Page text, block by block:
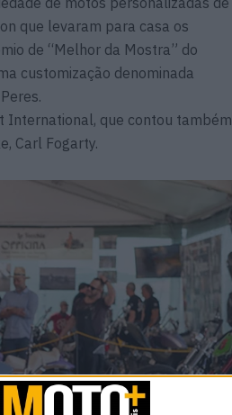
que levaram para casa os
de “Melhor da Mostra” do
customização denominada
International, que contou também
Carl Fogarty.